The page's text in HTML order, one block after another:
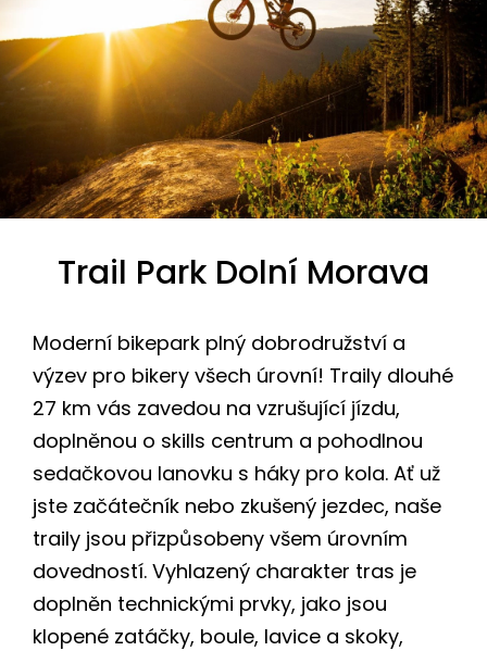
Trail Park Dolní Morava
Moderní bikepark plný dobrodružství a
výzev pro bikery všech úrovní! Traily dlouhé
27 km vás zavedou na vzrušující jízdu,
doplněnou o skills centrum a pohodlnou
sedačkovou lanovku s háky pro kola. Ať už
jste začátečník nebo zkušený jezdec, naše
traily jsou přizpůsobeny všem úrovním
dovedností. Vyhlazený charakter tras je
doplněn technickými prvky, jako jsou
klopené zatáčky, boule, lavice a skoky,